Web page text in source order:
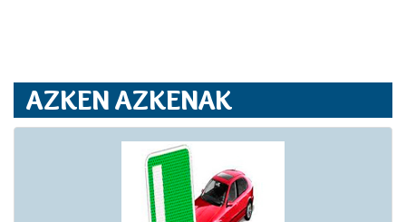
AZKEN AZKENAK